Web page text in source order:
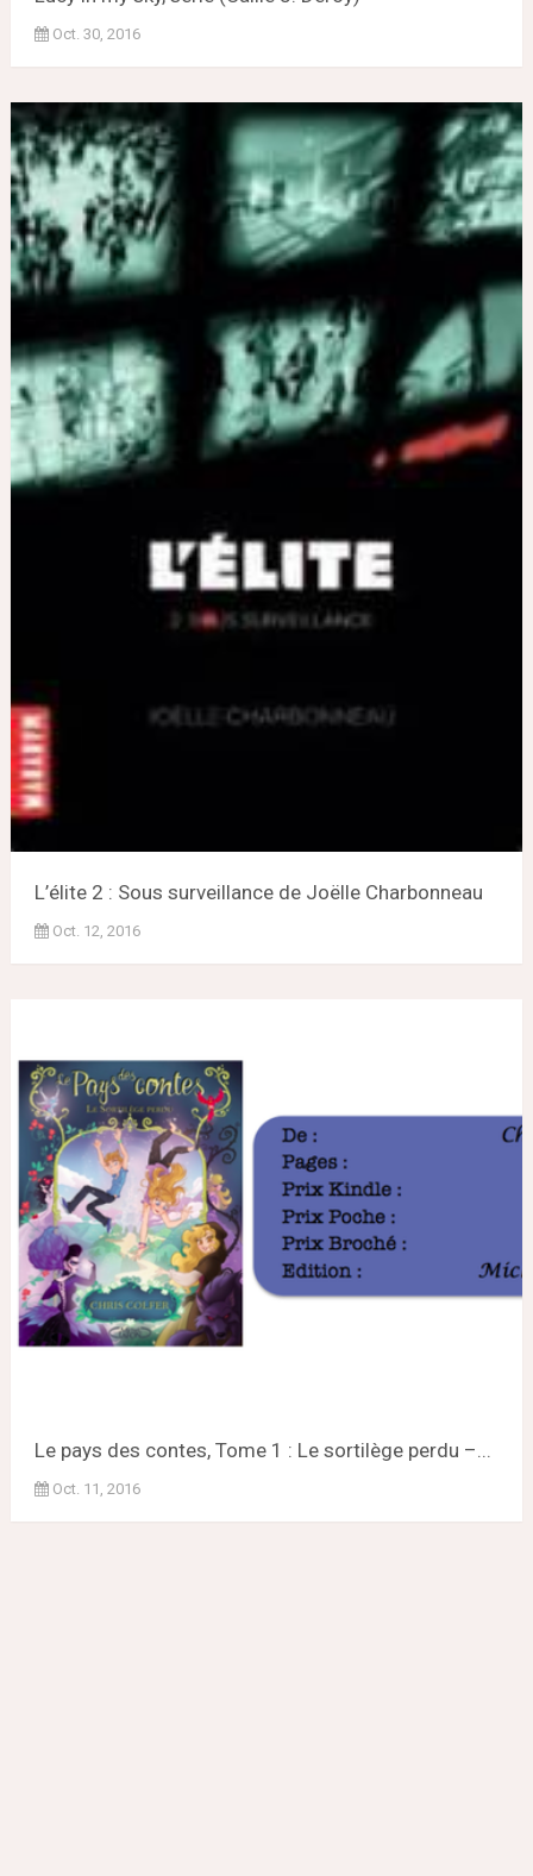
Oct. 30, 2016
L’élite 2 : Sous surveillance de Joëlle Charbonneau
Oct. 12, 2016
Le pays des contes, Tome 1 : Le sortilège perdu –...
Oct. 11, 2016